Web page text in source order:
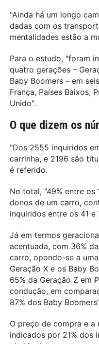
"Ainda há um longo
dadas com os
mentalidades estão a
Para o estudo, "foram
quatro gerações –
Baby Boomers – em
França, Países Baixos,
Unido".
O que dizem os
"Dos 2555 inquiridos
carrinha, e 2196 são
é referido.
No total, "49% entre os
donos de um carro,
inquiridos entre os 41 e
Já em termos
acentuada, com 36%
carro, opondo-se a
Geração X e os Baby
65% da Geração Z em
condução, em
87% dos Baby
O preço de compra e a
indicados por 21% dos